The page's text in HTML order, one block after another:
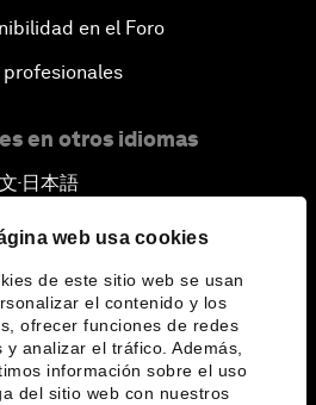
web usa cookies
de este sitio web se usan
el contenido y los
ofrecer funciones de redes
y analizar el tráfico. Además,
información sobre el uso
del sitio web con nuestros
en el Foro
profesionales
en otros idiomas
▪ 日本語